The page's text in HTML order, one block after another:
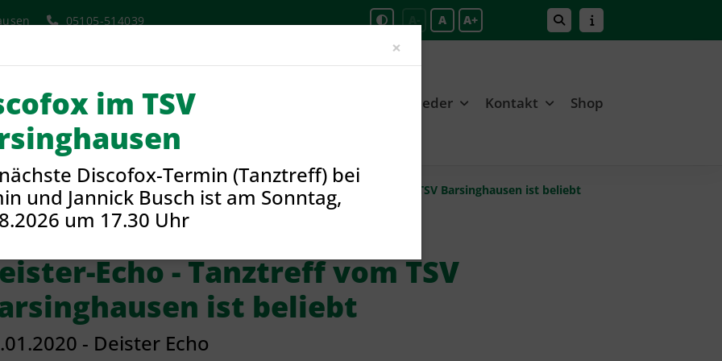
05105-514039 A A+
Aktuelles Mitglieder Kontakt Shop
und Sparten Tanzen 27.01.2020 - Deister-Echo Tanztreff vom TSV Barsinghausen ist beliebt
Echo - Tanztreff vom TSV
ist beliebt
- Deister Echo
× Close
im TSV
Discofox-Termin (Tanztreff) bei
und Jannick Busch ist am Sonntag,
um 17.30 Uhr